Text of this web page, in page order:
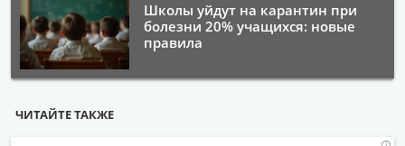
Школы уйдут на карантин при
болезни 20% учащихся: новые
правила
ЧИТАЙТЕ ТАКЖЕ